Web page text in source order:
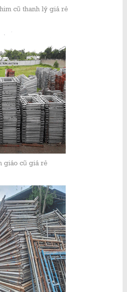
cũ thanh lý giá rẻ
giáo cũ giá rẻ